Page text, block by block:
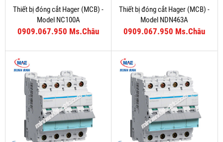
Thiết bị đóng cắt Hager (MCB) -
Model NC100A
0909.067.950 Ms.Châu
Thiết bị đóng cắt Hager (MCB) -
Model NDN463A
0909.067.950 Ms.Châu